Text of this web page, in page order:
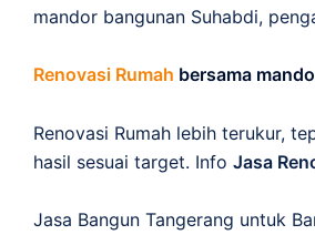
mandor bangunan Suhabdi,
Renovasi Rumah bersama
Renovasi Rumah lebih terukur,
hasil sesuai target. Info Jasa
Jasa Bangun Tangerang untuk